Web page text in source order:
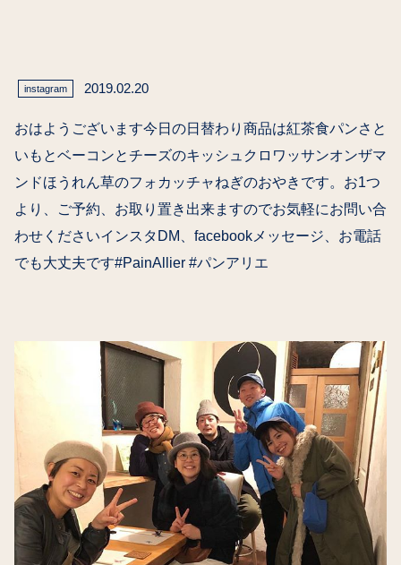
instagram 2019.02.20
おはようございます今日の日替わり商品は紅茶食パンさと
いもとベーコンとチーズのキッシュクロワッサンオンザマ
ンドほうれん草のフォカッチャねぎのおやきです。お1つ
より、ご予約、お取り置き出来ますのでお気軽にお問い合
わせくださいインスタDM、facebookメッセージ、お電話
でも大丈夫です#PainAllier #パンアリエ